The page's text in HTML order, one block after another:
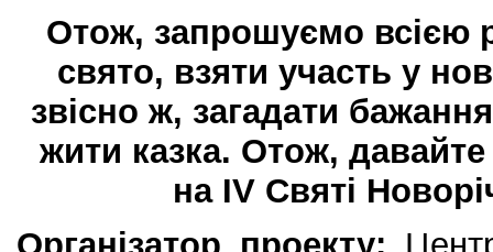
Отож, запрошуємо всією
свято, взяти участь у
звісно ж, загадати
жити казка. Отож,
на IV Святі